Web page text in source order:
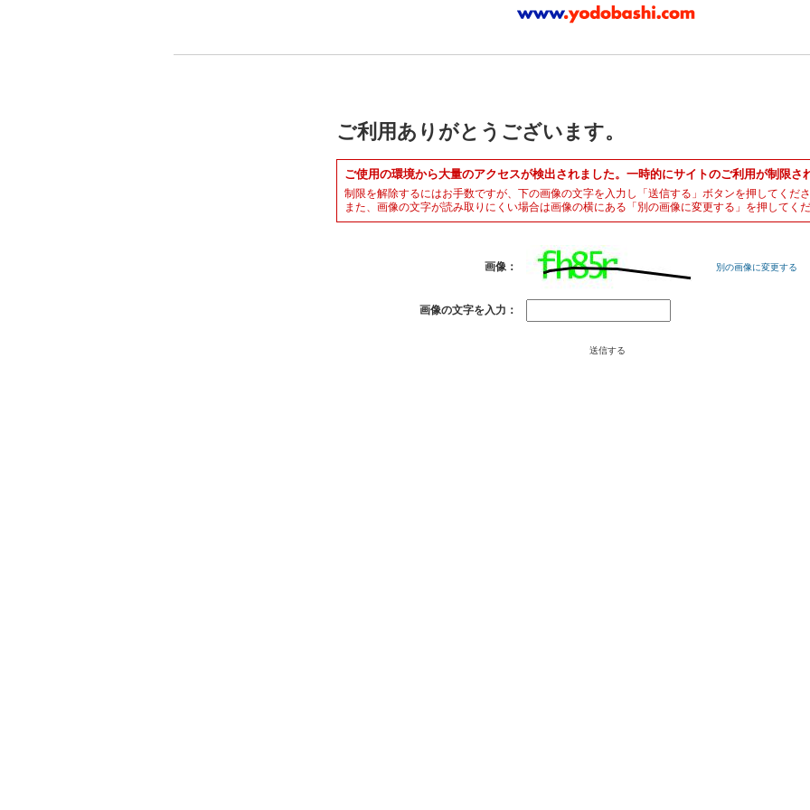
ご利用ありがとうございます。
ご使用の環境から大量のアクセスが検出されました。一時的にサイトのご利用が制限さ
制限を解除するにはお手数ですが、下の画像の文字を入力し「送信する」ボタンを押してくださ
また、画像の文字が読み取りにくい場合は画像の横にある「別の画像に変更する」を押してくだ
画像： 別の画像に変更する
画像の文字を入力：
送信する